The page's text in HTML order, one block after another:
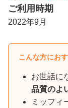
ご利用時期
2022年9月
こんな方にお
お世話に
品質のよ
ミッフィ